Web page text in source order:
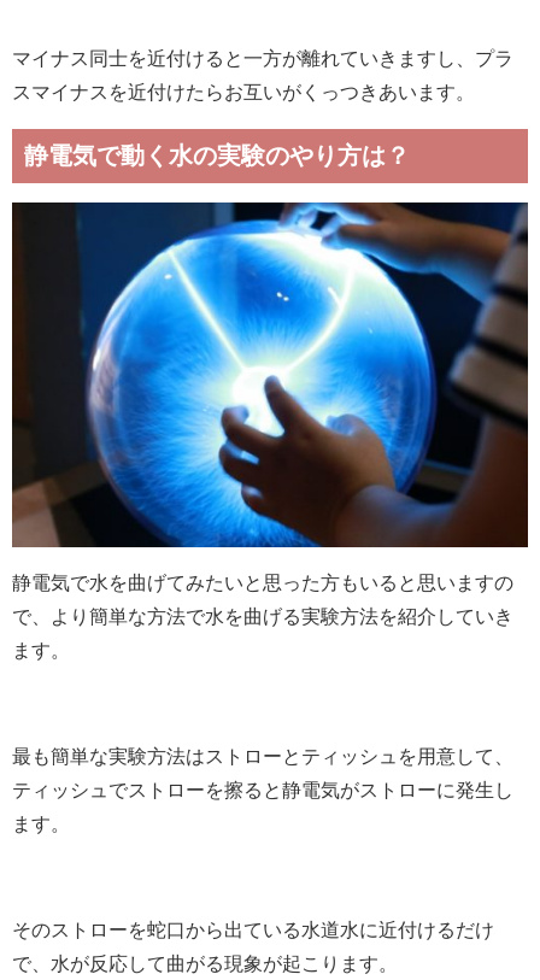
マイナス同士を近付けると一方が離れていきますし、プラ
スマイナスを近付けたらお互いがくっつきあいます。
静電気で動く水の実験のやり方は？
静電気で水を曲げてみたいと思った方もいると思いますの
で、より簡単な方法で水を曲げる実験方法を紹介していき
ます。
最も簡単な実験方法はストローとティッシュを用意して、
ティッシュでストローを擦ると静電気がストローに発生し
ます。
そのストローを蛇口から出ている水道水に近付けるだけ
で、水が反応して曲がる現象が起こります。